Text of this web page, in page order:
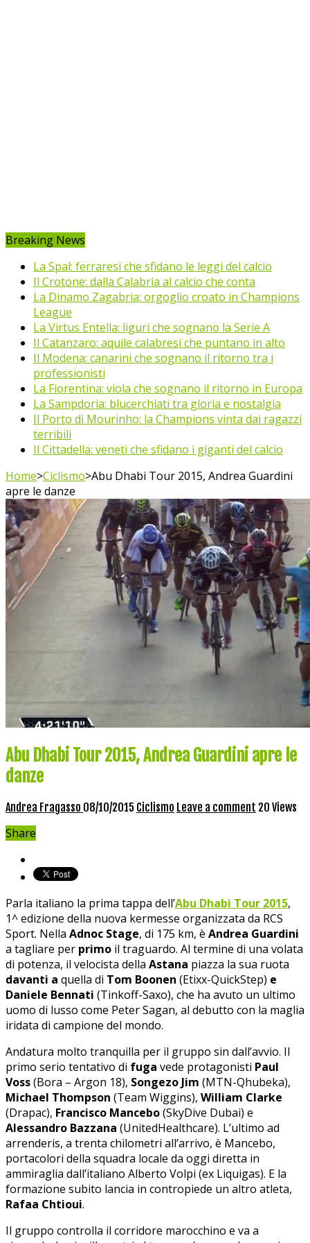
Breaking News
La Spal: ferraresi che sfidano le leggi del calcio
Il Crotone: dalla Calabria al calcio che conta
La Dinamo Zagabria: orgoglio croato in Champions
League
La Virtus Entella: liguri che sognano la Serie A
Il Catanzaro: aquile calabresi che puntano in alto
Il Modena: canarini che sognano il ritorno tra i
professionisti
La Fiorentina: viola che sognano il ritorno in Europa
La Sampdoria: blucerchiati tra gloria e nostalgia
Il Porto di Mourinho: la Champions vinta dai ragazzi
terribili
Il Cittadella: veneti che sfidano i giganti del calcio
Home>Ciclismo>Abu Dhabi Tour 2015, Andrea Guardini
apre le danze
Abu Dhabi Tour 2015, Andrea Guardini apre le
danze
Andrea Fragasso 08/10/2015 Ciclismo Leave a comment 20 Views
Share
Parla italiano la prima tappa dell’Abu Dhabi Tour 2015,
1^ edizione della nuova kermesse organizzata da RCS
Sport. Nella Adnoc Stage, di 175 km, è Andrea Guardini
a tagliare per primo il traguardo. Al termine di una volata
di potenza, il velocista della Astana piazza la sua ruota
davanti a quella di Tom Boonen (Etixx-QuickStep) e
Daniele Bennati (Tinkoff-Saxo), che ha avuto un ultimo
uomo di lusso come Peter Sagan, al debutto con la maglia
iridata di campione del mondo.
Andatura molto tranquilla per il gruppo sin dall’avvio. Il
primo serio tentativo di fuga vede protagonisti Paul
Voss(Bora – Argon 18), Songezo Jim (MTN-Qhubeka),
Michael Thompson (Team Wiggins), William Clarke
(Drapac), Francisco Mancebo(SkyDive Dubai) e
Alessandro Bazzana (UnitedHealthcare). L’ultimo ad
arrenderis, a trenta chilometri all’arrivo, è Mancebo,
portacolori della squadra locale da oggi diretta in
ammiraglia dall’italiano Alberto Volpi (ex Liquigas). E la
formazione subito lancia in contropiede un altro atleta,
Rafaa Chtioui.
Il gruppo controlla il corridore marocchino e va a